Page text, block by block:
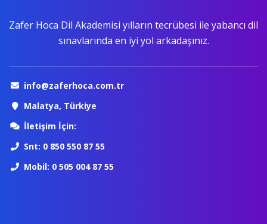
Zafer Hoca Dil Akademisi yılların tecrübesi ile yabancı dil
sınavlarında en iyi yol arkadaşınız.
info@zaferhoca.com.tr
Malatya, Türkiye
İletişim İçin:
Snt: 0 850 550 87 55
Mobil: 0 505 004 87 55